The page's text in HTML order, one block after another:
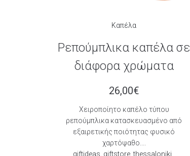
Καπέλα
Ρεπούμπλικα καπέλα σε
διάφορα χρώματα
26,00€
Χειροποίητο καπέλο τύπου
ρεπούμπλικα κατασκευασμένο από
εξαιρετικής ποιότητας φυσικό
χαρτόψαθο....
giftideas giftstore ,thessaloniki